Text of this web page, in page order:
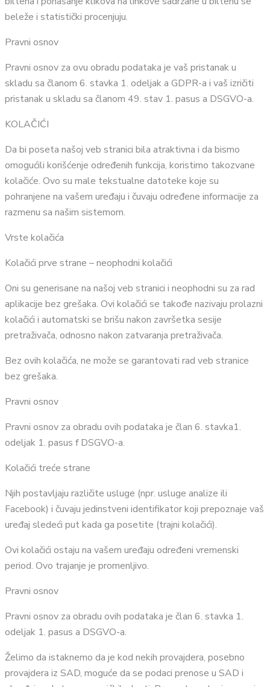
beleže i statistički procenjuju.
Pravni osnov
Pravni osnov za ovu obradu podataka je vaš pristanak u
skladu sa članom 6. stavka 1. odeljak a GDPR-a i vaš izričiti
pristanak u skladu sa članom 49. stav 1. pasus a DSGVO-a.
KOLAČIĆI
Da bi poseta našoj veb stranici bila atraktivna i da bismo
omogućili korišćenje određenih funkcija, koristimo takozvane
kolačiće. Ovo su male tekstualne datoteke koje su
pohranjene na vašem uređaju i čuvaju određene informacije za
razmenu sa našim sistemom.
Vrste kolačića
Kolačići prve strane – neophodni kolačići
Oni su generisane na našoj veb stranici i neophodni su za rad
aplikacije bez grešaka. Ovi kolačići se takođe nazivaju prolazni
kolačići i automatski se brišu nakon završetka sesije
pretraživača, odnosno nakon zatvaranja pretraživača.
Bez ovih kolačića, ne može se garantovati rad veb stranice
bez grešaka.
Pravni osnov
Pravni osnov za obradu ovih podataka je član 6. stavka1.
odeljak 1. pasus f DSGVO-a.
Kolačići treće strane
Njih postavljaju različite usluge (npr. usluge analize ili
Facebook) i čuvaju jedinstveni identifikator koji prepoznaje vaš
uređaj sledeći put kada ga posetite (trajni kolačići).
Ovi kolačići ostaju na vašem uređaju određeni vremenski
period. Ovo trajanje je promenljivo.
Pravni osnov
Pravni osnov za obradu ovih podataka je član 6. stavka 1.
odeljak 1. pasus a DSGVO-a.
Želimo da istaknemo da je kod nekih provajdera, posebno
provajdera iz SAD, moguće da se podaci prenose u SAD i